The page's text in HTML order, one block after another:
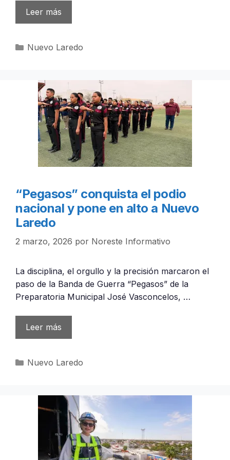
Leer más
Categorías
Nuevo Laredo
“Pegasos” conquista el podio
nacional y pone en alto a Nuevo
Laredo
2 marzo, 2026 por Noreste Informativo
La disciplina, el orgullo y la precisión marcaron el
paso de la Banda de Guerra “Pegasos” de la
Preparatoria Municipal José Vasconcelos, …
Leer más
Categorías
Nuevo Laredo